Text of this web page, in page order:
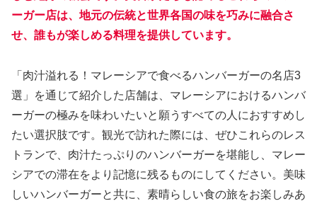
ーガー店は、地元の伝統と世界各国の味を巧みに融合さ
せ、誰もが楽しめる料理を提供しています。
「肉汁溢れる！マレーシアで食べるハンバーガーの名店3
選」を通じて紹介した店舗は、マレーシアにおけるハンバ
ーガーの極みを味わいたいと願うすべての人におすすめし
たい選択肢です。観光で訪れた際には、ぜひこれらのレス
トランで、肉汁たっぷりのハンバーガーを堪能し、マレー
シアでの滞在をより記憶に残るものにしてください。美味
しいハンバーガーと共に、素晴らしい食の旅をお楽しみあ